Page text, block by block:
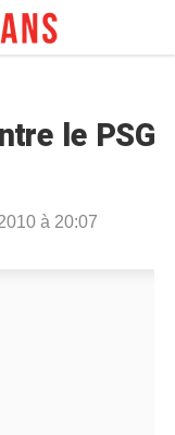
le PSG
à 20:07